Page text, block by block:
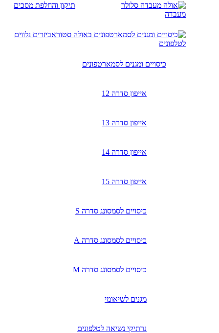
מעבדה
תיקון והחלפת מסכים
אביזרים נלווים
לטלפונים
כיסויים ומגנים לסמארטפונים
אייפון סדרה 12
אייפון סדרה 13
אייפון סדרה 14
אייפון סדרה 15
כיסויים לסמסונג סדרה S
כיסויים לסמסונג סדרה A
כיסויים לסמסונג סדרה M
מגנים לשיאומי
נרתיקי נשיאה לטלפונים